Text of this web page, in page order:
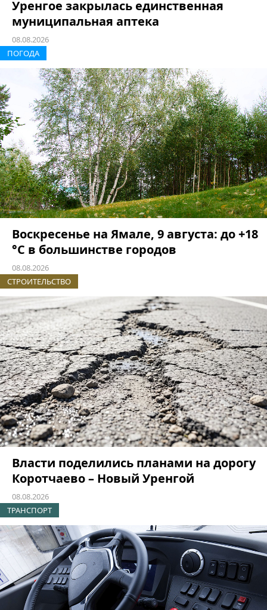
Уренгое закрылась единственная
муниципальная аптека
08.08.2026
ПОГОДА
Воскресенье на Ямале, 9 августа: до +18
°C в большинстве городов
08.08.2026
СТРОИТЕЛЬСТВО
Власти поделились планами на дорогу
Коротчаево – Новый Уренгой
08.08.2026
ТРАНСПОРТ